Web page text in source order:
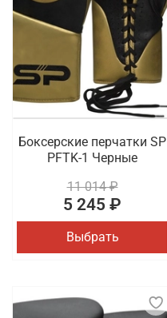
Боксерские перчатки SP
PFTK-1 Черные
11 014 ₽
5 245 ₽
Выбрать